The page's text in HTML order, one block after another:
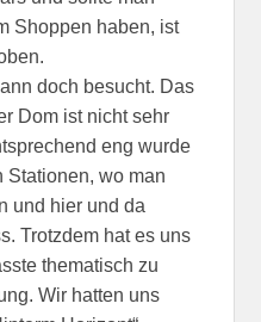
Shoppen haben, ist
doch besucht. Das
Dom ist nicht sehr
eng wurde
Stationen, wo man
und hier und da
Trotzdem hat es uns
thematisch zu
Wir hatten uns